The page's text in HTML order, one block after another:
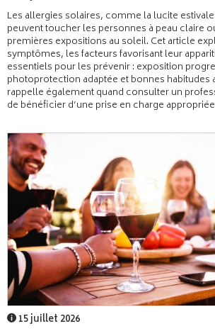
Les allergies solaires, comme la lucite
peuvent toucher les personnes à peau claire
premières expositions au soleil. Cet article
symptômes, les facteurs favorisant leur
essentiels pour les prévenir : exposition
photoprotection adaptée et bonnes habitudes
rappelle également quand consulter un
de bénéficier d’une prise en charge
15 juillet 2026